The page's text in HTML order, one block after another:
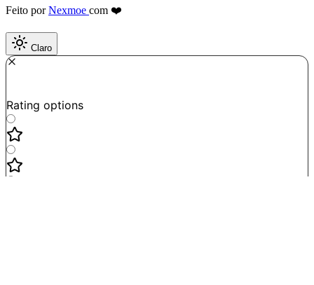
Feito porNexmoe com ❤️
Claro
Rating options